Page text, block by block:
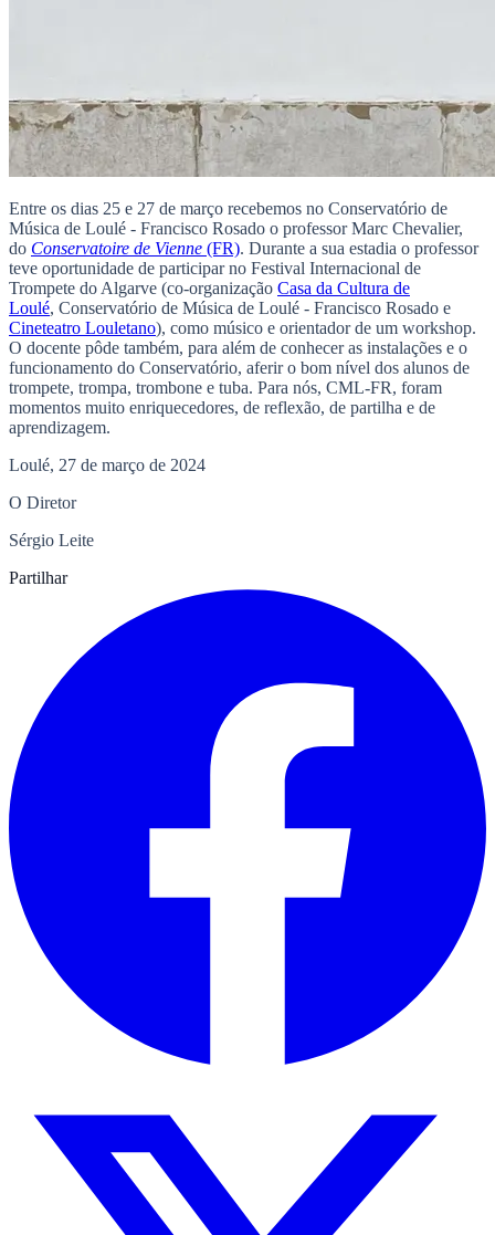
Entre os dias 25 e 27 de março recebemos no Conservatório de
Música de Loulé - Francisco Rosado o professor Marc Chevalier,
do Conservatoire de Vienne (FR). Durante a sua estadia o professor
teve oportunidade de participar no Festival Internacional de
Trompete do Algarve (co-organização Casa da Cultura de
Loulé, Conservatório de Música de Loulé - Francisco Rosado e
Cineteatro Louletano), como músico e orientador de um workshop.
O docente pôde também, para além de conhecer as instalações e o
funcionamento do Conservatório, aferir o bom nível dos alunos de
trompete, trompa, trombone e tuba. Para nós, CML-FR, foram
momentos muito enriquecedores, de reflexão, de partilha e de
aprendizagem.
Loulé, 27 de março de 2024
O Diretor
Sérgio Leite
Partilhar